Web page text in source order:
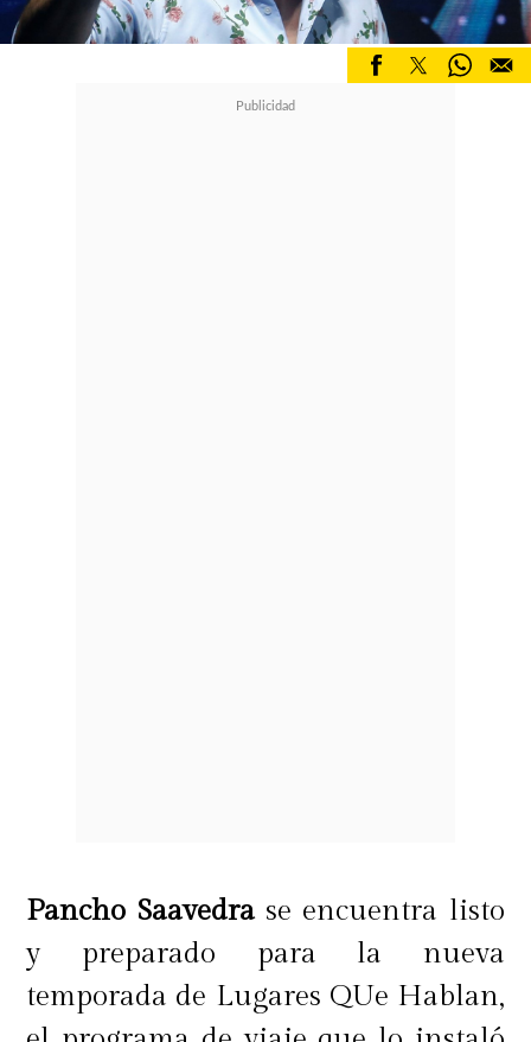
Pancho Saavedrase encuentra listo
y preparado para la nueva
temporada de Lugares QUe Hablan,